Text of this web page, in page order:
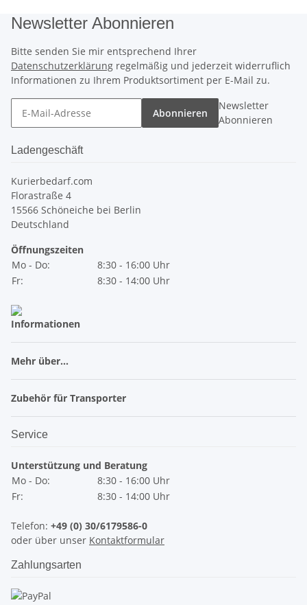
Newsletter Abonnieren
Bitte senden Sie mir entsprechend Ihrer
Datenschutzerklärung regelmäßig und jederzeit widerruflich
Informationen zu Ihrem Produktsortiment per E-Mail zu.
Abonnieren
Newsletter
Abonnieren
Ladengeschäft
Kurierbedarf.com
Florastraße 4
15566 Schöneiche bei Berlin
Deutschland
Öffnungszeiten
Mo - Do:
8:30 - 16:00 Uhr
Fr:
8:30 - 14:00 Uhr
Informationen
Mehr über...
Zubehör für Transporter
Service
Unterstützung und Beratung
Mo - Do:
8:30 - 16:00 Uhr
Fr:
8:30 - 14:00 Uhr
Telefon: +49 (0) 30/6179586-0
oder über unser Kontaktformular
Zahlungsarten